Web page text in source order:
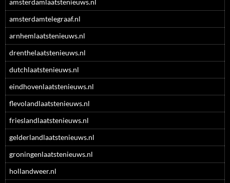
amsterdamlaatstenieuws.nl
amsterdamtelegraaf.nl
arnhemlaatstenieuws.nl
drenthelaatstenieuws.nl
dutchlaatstenieuws.nl
eindhovenlaatstenieuws.nl
flevolandlaatstenieuws.nl
frieslandlaatstenieuws.nl
gelderlandlaatstenieuws.nl
groningenlaatstenieuws.nl
hollandweer.nl